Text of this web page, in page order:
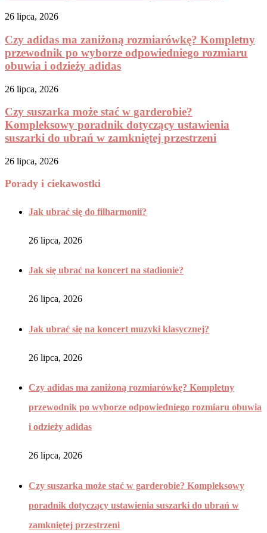
26 lipca, 2026
Czy adidas ma zaniżoną rozmiarówkę? Kompletny
przewodnik po wyborze odpowiedniego rozmiaru
obuwia i odzieży adidas
26 lipca, 2026
Czy suszarka może stać w garderobie?
Kompleksowy poradnik dotyczący ustawienia
suszarki do ubrań w zamkniętej przestrzeni
26 lipca, 2026
Porady i ciekawostki
Jak ubrać się do filharmonii?
26 lipca, 2026
Jak się ubrać na koncert na stadionie?
26 lipca, 2026
Jak ubrać się na koncert muzyki klasycznej?
26 lipca, 2026
Czy adidas ma zaniżoną rozmiarówkę? Kompletny
przewodnik po wyborze odpowiedniego rozmiaru obuwia
i odzieży adidas
26 lipca, 2026
Czy suszarka może stać w garderobie? Kompleksowy
poradnik dotyczący ustawienia suszarki do ubrań w
zamkniętej przestrzeni